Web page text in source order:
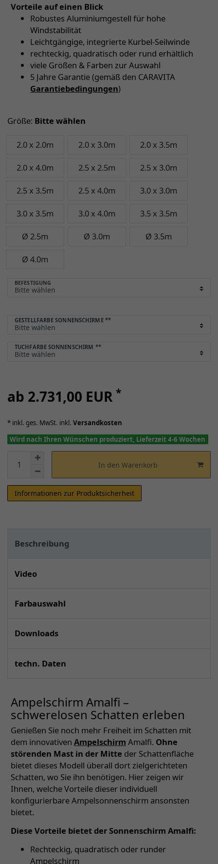
Vorteile auf einen Blick
Robustes Aluminiumgestell für hohe
Windstabilität
Leichtgängige, integrierte Kurbel-Seilwinde
rechteckig, quadratisch oder rund erhältlich
viele Größen & Farben zur Auswahl
5 Jahre Garantie (gemäß den CARAVITA
Garantiebedingungen)
Größe: Bitte wählen
2.0 x 2.0m 2.0 x 3.0m 2.0 x 3.5m
2.0 x 4.0m 2.5 x 2.5m 2.5 x 3.0m
2.5 x 3.5m 2.5 x 4.0m 3.0 x 3.0m
3.0 x 3.5m 3.0 x 4.0m 3.5 x 3.5m
Ø 2.5m Ø 3.0m Ø 3.5m
Ø 4.0m
BEFESTIGUNG
GESTELLFARBE SONNENSCHIRME **
TUCHFARBE SONNENSCHIRM **
ab 2.731,00 EUR *
* inkl. ges. MwSt. inkl. Versandkosten
Wird nach Ihren Wünschen produziert, Lieferzeit 4-6 Wochen
In den Warenkorb
Informationen zur Produktsicherheit
Beschreibung
Video
Farbauswahl
Downloads
techn. Daten
Ampelschirm Amalfi –
schwerelosen Schatten erleben
Genießen Sie noch mehr Freiheit im Schatten mit
dem innovativen Ampelschirm Amalfi. Ohne
störenden Mast in der Mitte der Schattenfläche
bietet dieses Modell überall dort zielgerichteten
Schatten, wo Sie ihn benötigen. Hier zeigen wir
Ihnen, welche Vorteile dieser individuell
konfigurierbare Ampelsonnenschirm ansonsten
bietet.
Diese Vorteile bietet der Sonnenschirm Amalfi:
Rechteckig, quadratisch oder runder
Ampelschirm